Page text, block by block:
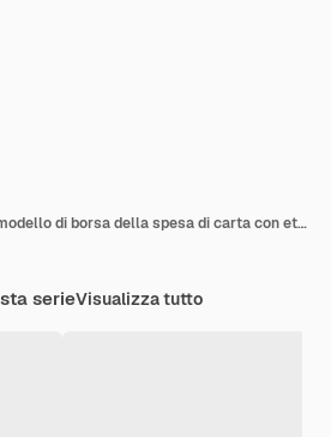
Vista dall'alto del modello di borsa della spesa di carta con etichetta di carta
serieVisualizza tutto